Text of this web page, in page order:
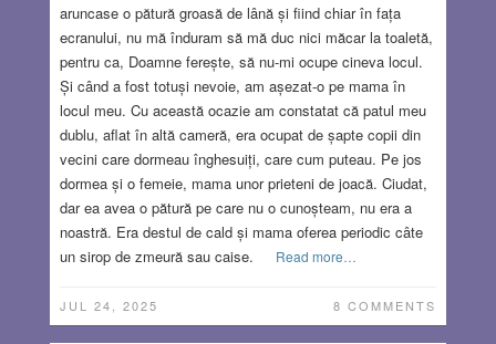
aruncase o pătură groasă de lână și fiind chiar în fața
ecranului, nu mă înduram să mă duc nici măcar la toaletă,
pentru ca, Doamne ferește, să nu-mi ocupe cineva locul.
Și când a fost totuși nevoie, am așezat-o pe mama în
locul meu. Cu această ocazie am constatat că patul meu
dublu, aflat în altă cameră, era ocupat de șapte copii din
vecini care dormeau înghesuiți, care cum puteau. Pe jos
dormea și o femeie, mama unor prieteni de joacă. Ciudat,
dar ea avea o pătură pe care nu o cunoșteam, nu era a
noastră. Era destul de cald și mama oferea periodic câte
un sirop de zmeură sau caise.
Read more…
JUL 24, 2025 8 COMMENTS